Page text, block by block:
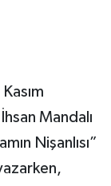
Mandalı
Nişanlısı”